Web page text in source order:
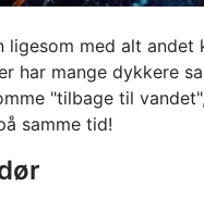
ligesom med alt
har mange dykkere
"tilbage til
samme tid!